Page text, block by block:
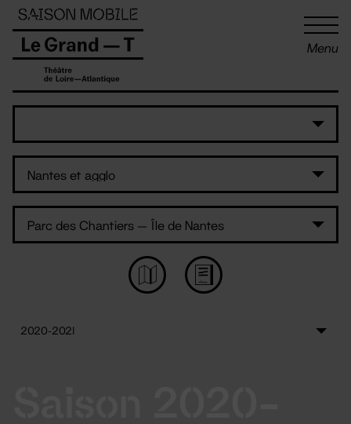
Menu
Panneau de gestion des cookies